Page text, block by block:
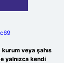
veya şahıs
yalnızca kendi